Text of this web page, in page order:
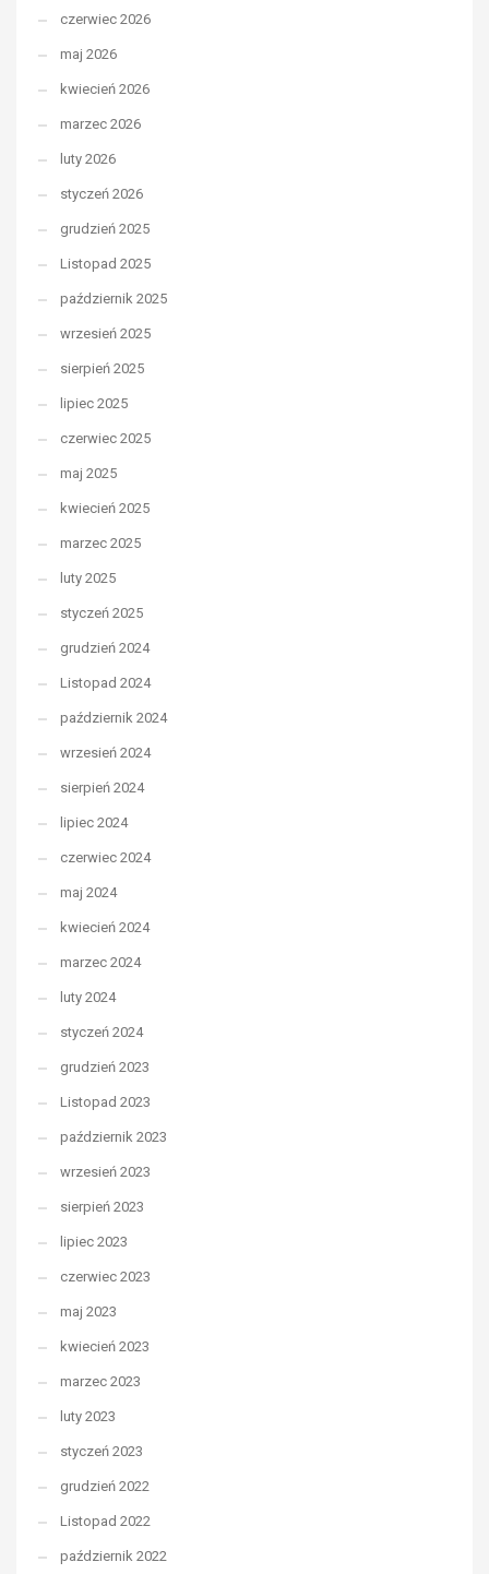
czerwiec 2026
maj 2026
kwiecień 2026
marzec 2026
luty 2026
styczeń 2026
grudzień 2025
Listopad 2025
październik 2025
wrzesień 2025
sierpień 2025
lipiec 2025
czerwiec 2025
maj 2025
kwiecień 2025
marzec 2025
luty 2025
styczeń 2025
grudzień 2024
Listopad 2024
październik 2024
wrzesień 2024
sierpień 2024
lipiec 2024
czerwiec 2024
maj 2024
kwiecień 2024
marzec 2024
luty 2024
styczeń 2024
grudzień 2023
Listopad 2023
październik 2023
wrzesień 2023
sierpień 2023
lipiec 2023
czerwiec 2023
maj 2023
kwiecień 2023
marzec 2023
luty 2023
styczeń 2023
grudzień 2022
Listopad 2022
październik 2022